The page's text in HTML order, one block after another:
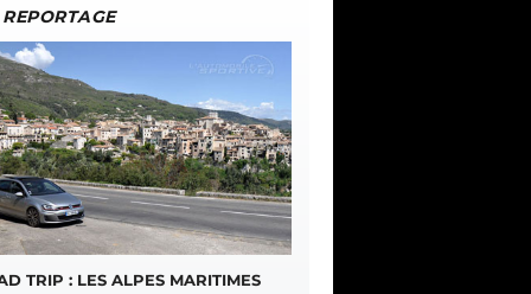
TRIP : LES ALPES MARITIMES